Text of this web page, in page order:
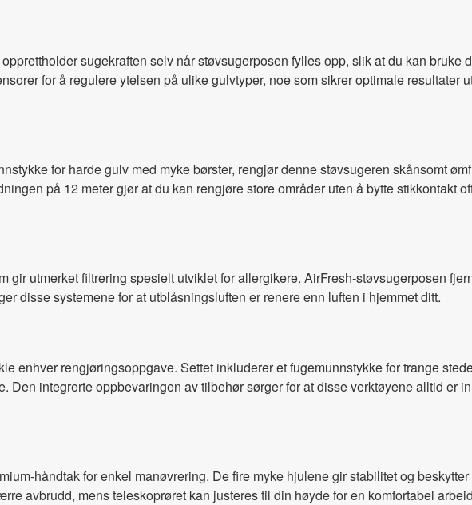
sugekraften selv når støvsugerposen fylles opp, slik at du kan bruke
for å regulere ytelsen på ulike gulvtyper, noe som sikrer optimale resultater
for harde gulv med myke børster, rengjør denne støvsugeren skånsomt
på 12 meter gjør at du kan rengjøre store områder uten å bytte stikkontakt
gir utmerket filtrering spesielt utviklet for allergikere. AirFresh-støvsugerposen
disse systemene for at utblåsningsluften er renere enn luften i hjemmet ditt.
enhver rengjøringsoppgave. Settet inkluderer et fugemunnstykke for trange
Den integrerte oppbevaringen av tilbehør sørger for at disse verktøyene alltid er
håndtak for enkel manøvrering. De fire myke hjulene gir stabilitet og
avbrudd, mens teleskoprøret kan justeres til din høyde for en komfortabel